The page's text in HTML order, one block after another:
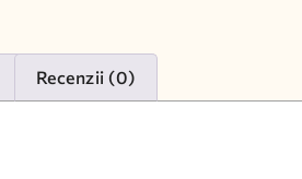
Recenzii (0)